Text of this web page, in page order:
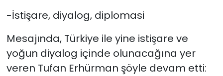
-İstişare, diyalog, diplomasi
Mesajında, Türkiye ile yine istişare ve
yoğun diyalog içinde olunacağına yer
veren Tufan Erhürman şöyle devam etti: